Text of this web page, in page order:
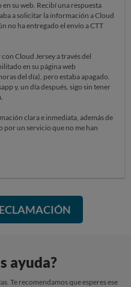
su web. Recibí una respuesta
a solicitar la información a Cloud
no ha entregado el envío a CTT
Cloud Jersey a través del
en su página web
del día), pero estaba apagado.
y, un día después, sigo sin tener
clara e inmediata, además de
un servicio que no me han
ayuda?
Te recomendamos que esperes ese